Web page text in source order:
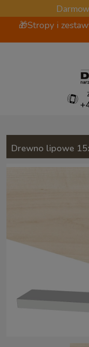
🎁Stropy i
Drewno lipowe